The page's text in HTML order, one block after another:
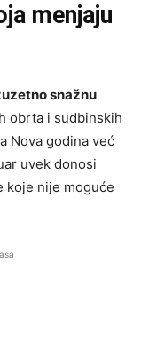
menjaju
snažnu
obrta i sudbinskih
Nova godina već
uvek donosi
koje nije moguće